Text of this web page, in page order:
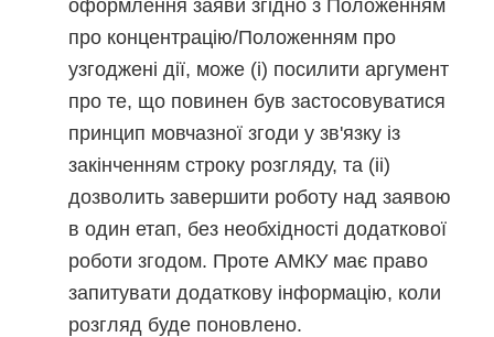
оформлення заяви згідно з Положенням
про концентрацію/Положенням про
узгоджені дії, може (i) посилити аргумент
про те, що повинен був застосовуватися
принцип мовчазної згоди у зв'язку із
закінченням строку розгляду, та (ii)
дозволить завершити роботу над заявою
в один етап, без необхідності додаткової
роботи згодом. Проте АМКУ має право
запитувати додаткову інформацію, коли
розгляд буде поновлено.